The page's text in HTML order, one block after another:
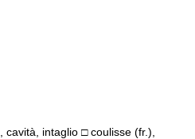
intaglio □ coulisse (fr.),